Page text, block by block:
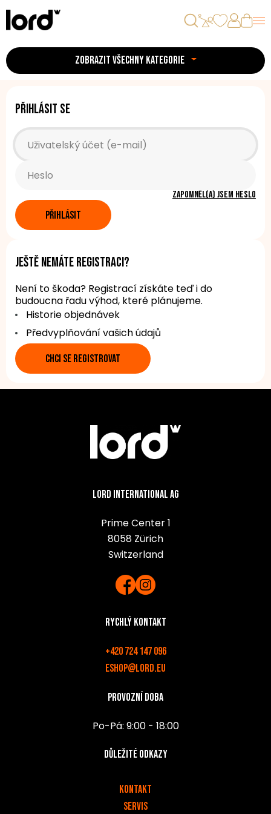
ZOBRAZIT VŠECHNY KATEGORIE
Přihlásit se
Zapomněl(a) jsem heslo
PŘIHLÁSIT
Ještě nemáte registraci?
Není to škoda? Registrací získáte teď i do
budoucna řadu výhod, které plánujeme.
Historie objednávek
Předvyplňování vašich údajů
CHCI SE REGISTROVAT
Lord International AG
Prime Center 1
8058 Zürich
Switzerland
Rychlý kontakt
+420 724 147 096
eshop@lord.eu
Provozní doba
Po-Pá: 9:00 - 18:00
Důležité odkazy
Kontakt
Servis